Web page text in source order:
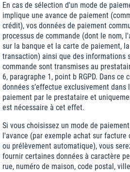
En cas de sélection d'un mode de
implique une avance de paiement
crédit), vos données de paiement
processus de commande (dont le nom,
sur la banque et la carte de paiement,
transaction) ainsi que des informations
commande sont transmises au
6, paragraphe 1, point b RGPD. Dans ce
données s’effectue exclusivement
paiement par le prestataire et
est nécessaire à cet effet.
Si vous choisissez un mode de
l'avance (par exemple achat sur
ou prélèvement automatique), vous
fournir certaines données à caractère
rue, numéro de maison, code postal,